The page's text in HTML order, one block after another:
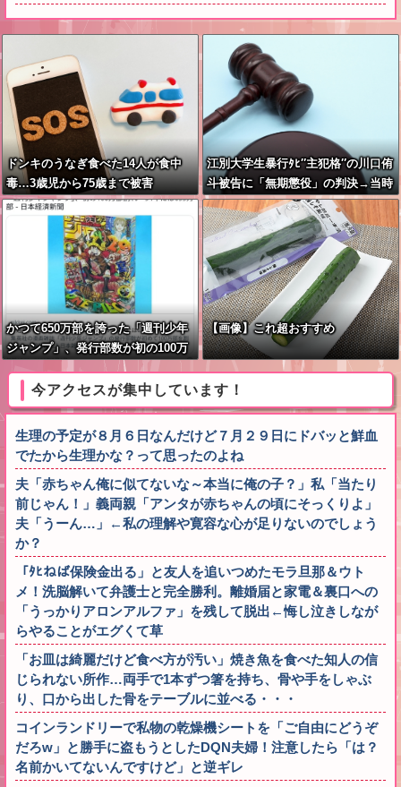
ドンキのうなぎ食べた14人が食中
毒…3歳児から75歳まで被害
江別大学生暴行ﾀﾋ″主犯格″の川口侑
斗被告に「無期懲役」の判決→当時
17歳少年に「懲役30年」の判決
かつて650万部を誇った「週刊少年
ジャンプ」、発行部数が初の100万
【画像】これ超おすすめ
今アクセスが集中しています！
生理の予定が８月６日なんだけど７月２９日にドバッと鮮血
でたから生理かな？って思ったのよね
夫「赤ちゃん俺に似てないな～本当に俺の子？」私「当たり
前じゃん！」義両親「アンタが赤ちゃんの頃にそっくりよ」
夫「うーん…」←私の理解や寛容な心が足りないのでしょう
か？
「ﾀﾋねば保険金出る」と友人を追いつめたモラ旦那＆ウト
メ！洗脳解いて弁護士と完全勝利。離婚届と家電＆裏口への
「うっかりアロンアルファ」を残して脱出←悔し泣きしなが
らやることがエグくて草
「お皿は綺麗だけど食べ方が汚い」焼き魚を食べた知人の信
じられない所作…両手で1本ずつ箸を持ち、骨や手をしゃぶ
り、口から出した骨をテーブルに並べる・・・
コインランドリーで私物の乾燥機シートを「ご自由にどうぞ
だろw」と勝手に盗もうとしたDQN夫婦！注意したら「は？
名前かいてないんですけど」と逆ギレ